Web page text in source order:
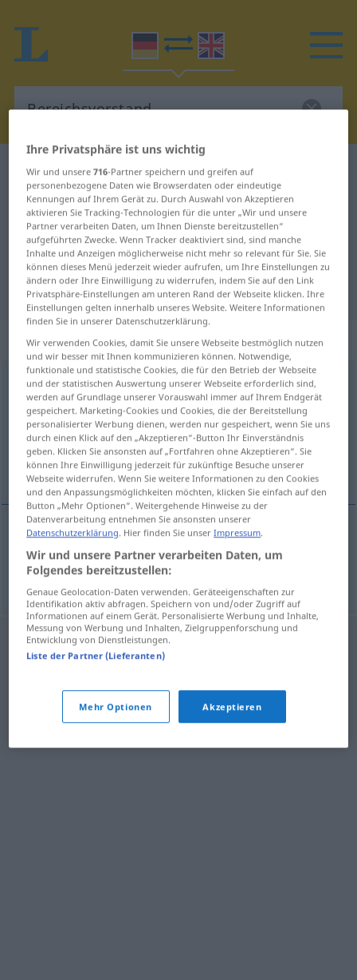
Deutsch-Englisch Wörterbuch Bereichsvorstand
Deutsch-Englisch Übersetzung für
"Bereichsvorstand"
"Bereichsvorstand" Englisch
Übersetzung
„Bereichsvorstand“: Maskulinum
Bereichsvorstand m
Übersicht aller Übersetzungen
(Für mehr Details die Übersetzung anklicken/antippen)
divisional board of management
divisionalboardofmanagement
Bereichsvorstandim Management
Ihre Privatsphäre ist uns wichtig
Wir und unsere716-Partner speichern und greifen auf
personenbezogene Daten wie Browserdaten oder eindeutige
Kennungen auf Ihrem Gerät zu. Durch Auswahl von Akzeptieren
aktivieren Sie Tracking-Technologien für die unter „Wir und unsere
Partner verarbeiten Daten, um Ihnen Dienste bereitzustellen“
aufgeführten Zwecke. Wenn Tracker deaktiviert sind, sind manche
Inhalte und Anzeigen möglicherweise nicht mehr so relevant für Sie. Sie
können dieses Menü jederzeit wieder aufrufen, um Ihre Einstellungen zu
ändern oder Ihre Einwilligung zu widerrufen, indem Sie auf den Link
Privatsphäre-Einstellungen am unteren Rand der Webseite klicken. Ihre
Einstellungen gelten innerhalb unseres Website. Weitere Informationen
finden Sie in unserer Datenschutzerklärung.
Wir verwenden Cookies, damit Sie unsere Webseite bestmöglich nutzen
und wir besser mit Ihnen kommunizieren können. Notwendige,
funktionale und statistische Cookies, die für den Betrieb der Webseite
und der statistischen Auswertung unserer Webseite erforderlich sind,
werden auf Grundlage unserer Vorauswahl immer auf Ihrem Endgerät
gespeichert. Marketing-Cookies und Cookies, die der Bereitstellung
personalisierter Werbung dienen, werden nur gespeichert, wenn Sie uns
durch einen Klick auf den „Akzeptieren“-Button Ihr Einverständnis
geben. Klicken Sie ansonsten auf „Fortfahren ohne Akzeptieren“. Sie
können Ihre Einwilligung jederzeit für zukünftige Besuche unserer
Webseite widerrufen. Wenn Sie weitere Informationen zu den Cookies
und den Anpassungsmöglichkeiten möchten, klicken Sie einfach auf den
Button „Mehr Optionen“. Weitergehende Hinweise zu der
Datenverarbeitung entnehmen Sie ansonsten unserer
Datenschutzerklärung. Hier finden Sie unserImpressum.
Wir und unsere Partner verarbeiten Daten, um
Folgendes bereitzustellen:
Genaue Geolocation-Daten verwenden. Geräteeigenschaften zur
Identifikation aktiv abfragen. Speichern von und/oder Zugriff auf
Informationen auf einem Gerät. Personalisierte Werbung und Inhalte,
Messung von Werbung und Inhalten, Zielgruppenforschung und
Entwicklung von Dienstleistungen.
Liste der Partner (Lieferanten)
Mehr Optionen Akzeptieren